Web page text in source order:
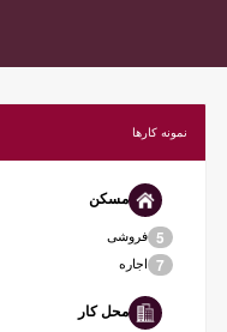
نمونه کارها
مسکن
فروشی 5
اجاره 7
محل کار